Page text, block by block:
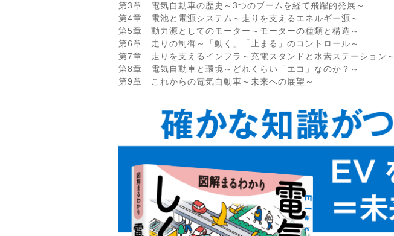
第3章 電気自動車の歴史～3つのブームを経て飛躍的発展～
第4章 電池と電源システム～走りを支えるエネルギー源～
第5章 動力源としてのモーター～モーターの種類と構造～
第6章 走りの制御～「動く」「止まる」のコントロール～
第7章 走りを支えるインフラ～充電スタンドと水素ステーション～
第8章 電気自動車と環境～どれくらい「エコ」なのか？～
第9章 これからの電気自動車～未来への展望～